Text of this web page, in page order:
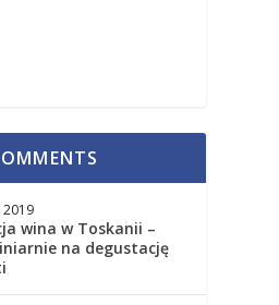
2019
wina w Toskanii –
na degustację